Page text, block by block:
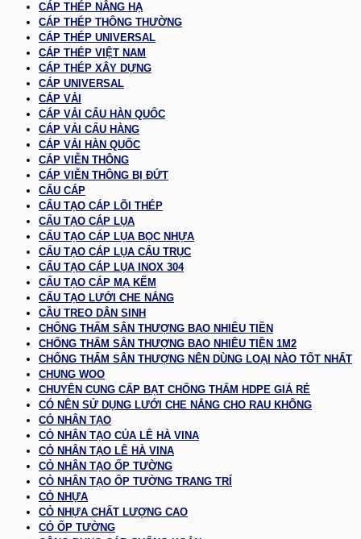
CÁP THÉP NÂNG HẠ
CÁP THÉP THÔNG THƯỜNG
CÁP THÉP UNIVERSAL
CÁP THÉP VIỆT NAM
CÁP THÉP XÂY DỰNG
CÁP UNIVERSAL
CÁP VẢI
CÁP VẢI CẨU HÀN QUỐC
CÁP VẢI CẨU HÀNG
CÁP VẢI HÀN QUỐC
CÁP VIỄN THÔNG
CÁP VIỄN THÔNG BỊ ĐỨT
CẨU CÁP
CẤU TẠO CÁP LÕI THÉP
CẤU TẠO CÁP LỤA
CẤU TẠO CÁP LỤA BỌC NHỰA
CẤU TẠO CÁP LỤA CẨU TRỤC
CẤU TẠO CÁP LỤA INOX 304
CẤU TẠO CÁP MẠ KẼM
CẤU TẠO LƯỚI CHE NẮNG
CẦU TREO DÂN SINH
CHỐNG THẤM SÂN THƯỢNG BAO NHIÊU TIỀN
CHỐNG THẤM SÂN THƯỢNG BAO NHIÊU TIỀN 1M2
CHỐNG THẤM SÂN THƯỢNG NÊN DÙNG LOẠI NÀO TỐT NHẤT
CHUNG WOO
CHUYÊN CUNG CẤP BẠT CHỐNG THẤM HDPE GIÁ RẺ
CÓ NÊN SỬ DỤNG LƯỚI CHE NẮNG CHO RAU KHÔNG
CỎ NHÂN TẠO
CỎ NHÂN TẠO CỦA LÊ HÀ VINA
CỎ NHÂN TẠO LÊ HÀ VINA
CỎ NHÂN TẠO ỐP TƯỜNG
CỎ NHÂN TẠO ỐP TƯỜNG TRANG TRÍ
CỎ NHỰA
CỎ NHỰA CHẤT LƯỢNG CAO
CỎ ỐP TƯỜNG